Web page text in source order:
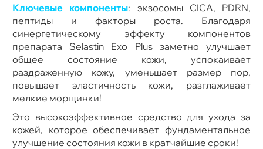
Ключевые компоненты: экзосомы CICA, PDRN,
пептиды и факторы роста. Благодаря
синергетическому эффекту компонентов
препарата Selastin Exo Plus заметно улучшает
общее состояние кожи, успокаивает
раздраженную кожу, уменьшает размер пор,
повышает эластичность кожи, разглаживает
мелкие морщинки!
Это высокоэффективное средство для ухода за
кожей, которое обеспечивает фундаментальное
улучшение состояния кожи в кратчайшие сроки!